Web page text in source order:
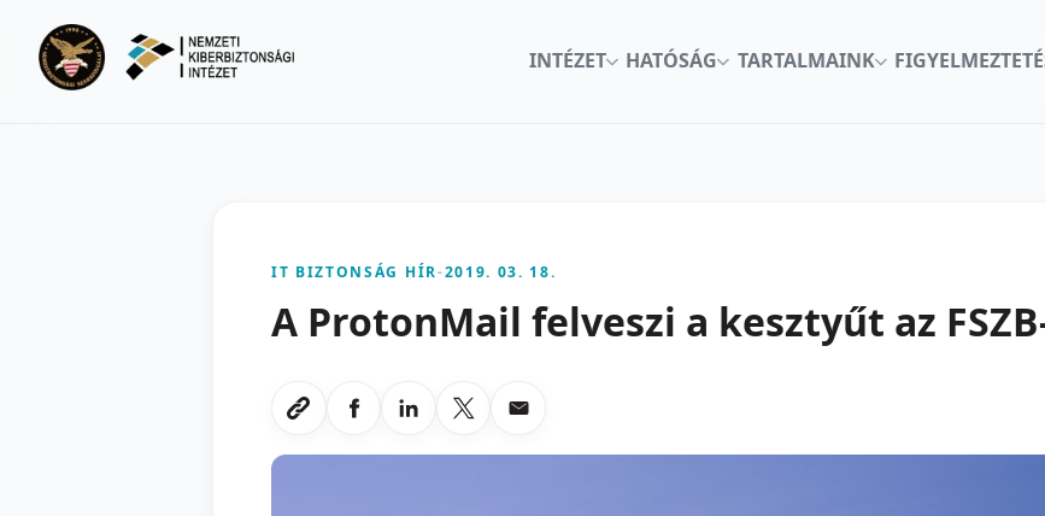
INTÉZET
HATÓSÁG TARTALMAINK
IT BIZTONSÁG HÍR-2019. 03. 18.
A ProtonMail felveszi a kesztyűt az
Link masolasa
Megosztas Facebookon
Megosztas LinkedInen
Megosztas X-en
Megosztas emailben